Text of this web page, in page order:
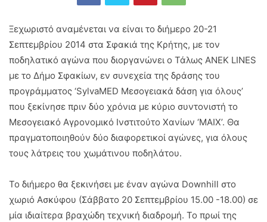
Ξεχωριστό αναμένεται να είναι το διήμερο 20-21
Σεπτεμβρίου 2014 στα Σφακιά της Κρήτης, με τον
ποδηλατικό αγώνα που διοργανώνει ο Τάλως ANEK LINES
με το Δήμο Σφακίων, εν συνεχεία της δράσης του
προγράμματος ‘SylvaMED Μεσογειακά δάση για όλους’
που ξεκίνησε πριν δύο χρόνια με κύριο συντονιστή το
Μεσογειακό Αγρονομικό Ινστιτούτο Χανίων ‘ΜΑΙΧ’. Θα
πραγματοποιηθούν δύο διαφορετικοί αγώνες, για όλους
τους λάτρεις του χωμάτινου ποδηλάτου.
Το διήμερο θα ξεκινήσει με έναν αγώνα Downhill στο
χωριό Ασκύφου (Σάββατο 20 Σεπτεμβρίου 15.00 -18.00) σε
μία ιδιαίτερα βραχώδη τεχνική διαδρομή. Το πρωί της